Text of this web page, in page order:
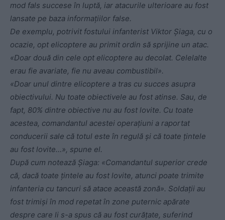
mod fals succese în luptă, iar atacurile ulterioare au fost
lansate pe baza informațiilor false.
De exemplu, potrivit fostului infanterist Viktor Șiaga, cu o
ocazie, opt elicoptere au primit ordin să sprijine un atac.
«Doar două din cele opt elicoptere au decolat. Celelalte
erau fie avariate, fie nu aveau combustibil».
«Doar unul dintre elicoptere a tras cu succes asupra
obiectivului. Nu toate obiectivele au fost atinse. Sau, de
fapt, 80% dintre obiective nu au fost lovite. Cu toate
acestea, comandantul acestei operațiuni a raportat
conducerii sale că totul este în regulă și că toate țintele
au fost lovite…», spune el.
După cum notează Șiaga: «Comandantul superior crede
că, dacă toate țintele au fost lovite, atunci poate trimite
infanteria cu tancuri să atace această zonă». Soldații au
fost trimiși în mod repetat în zone puternic apărate
despre care li s-a spus că au fost curățate, suferind